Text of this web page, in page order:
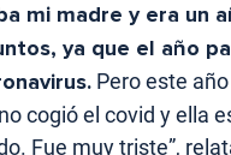
mi madre y era un
ya que el año
Pero este
cogió el covid y ella
Fue muy triste”,